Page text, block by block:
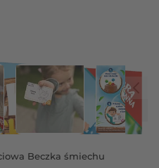
imageView larger image
Beczka śmiechu